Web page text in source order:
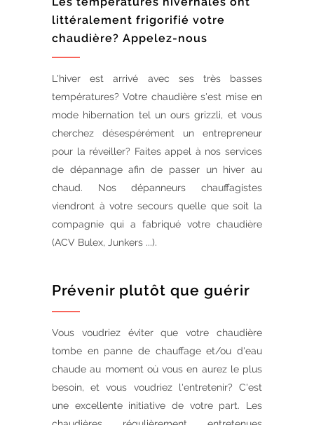
littéralement frigorifié votre
chaudière? Appelez-nous
L'hiver est arrivé avec ses très basses
températures? Votre chaudière s'est mise en
mode hibernation tel un ours grizzli, et vous
cherchez désespérément un entrepreneur
pour la réveiller? Faites appel à nos services
de dépannage afin de passer un hiver au
chaud. Nos dépanneurs chauffagistes
viendront à votre secours quelle que soit la
compagnie qui a fabriqué votre chaudière
(ACV Bulex, Junkers ...).
Prévenir plutôt que guérir
Vous voudriez éviter que votre chaudière
tombe en panne de chauffage et/ou d'eau
chaude au moment où vous en aurez le plus
besoin, et vous voudriez l'entretenir? C'est
une excellente initiative de votre part. Les